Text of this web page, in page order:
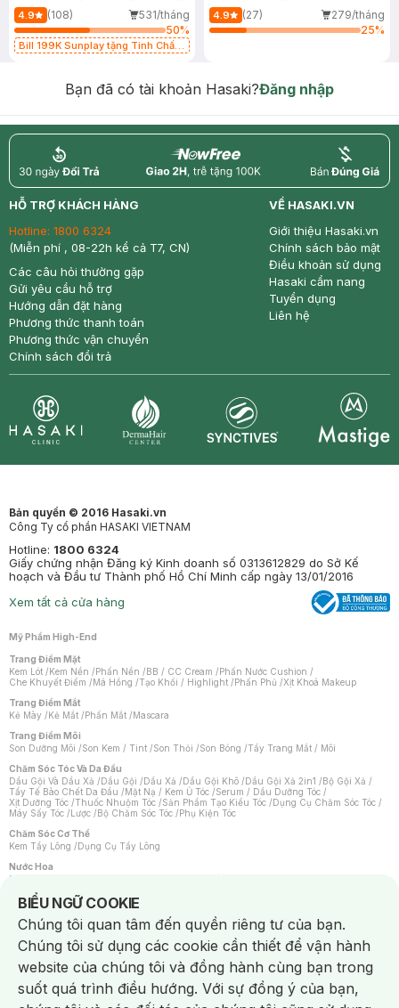
4.9 (108)
531/tháng
50%
Bill 199K Sunplay tặng Tinh Chất
4.9 (27)
279/tháng
25%
Bạn đã có tài khoản Hasaki?Đăng nhập
return nowfree price
HỖ TRỢ KHÁCH HÀNG
Hotline: 1800 6324
(Miễn phí , 08-22h kể cả T7, CN)
Các câu hỏi thường gặp
Gửi yêu cầu hỗ trợ
Hướng dẫn đặt hàng
Phương thức thanh toán
Phương thức vận chuyển
Chính sách đổi trả
VỀ HASAKI.VN
Giới thiệu Hasaki.vn
Chính sách bảo mật
Điều khoản sử dụng
Hasaki cẩm nang
Tuyển dụng
Liên hệ
Bản quyền © 2016 Hasaki.vn
Công Ty cổ phần HASAKI VIETNAM
Hotline: 1800 6324
Giấy chứng nhận Đăng ký Kinh doanh số 0313612829 do Sở Kế
hoạch và Đầu tư Thành phố Hồ Chí Minh cấp ngày 13/01/2016
Xem tất cả cửa hàng
Mỹ Phẩm High-End
Trang Điểm Mặt
Kem Lót /Kem Nền /Phấn Nền /BB / CC Cream /Phấn Nước Cushion /
Che Khuyết Điểm /Má Hồng /Tạo Khối / Highlight /Phấn Phủ /Xịt Khoá Makeup
Trang Điểm Mắt
Kẻ Mày /Kẻ Mắt /Phấn Mắt /Mascara
Trang Điểm Môi
Son Dưỡng Môi /Son Kem / Tint /Son Thỏi /Son Bóng /Tẩy Trang Mắt / Môi
Chăm Sóc Tóc Và Da Đầu
Dầu Gội Và Dầu Xả /Dầu Gội /Dầu Xả /Dầu Gội Khô /Dầu Gội Xả 2in1 /Bộ Gội Xả /
Tẩy Tế Bào Chết Da Đầu /Mặt Nạ / Kem Ủ Tóc /Serum / Dầu Dưỡng Tóc /
Xịt Dưỡng Tóc /Thuốc Nhuộm Tóc /Sản Phẩm Tạo Kiểu Tóc /Dụng Cụ Chăm Sóc Tóc /
Máy Sấy Tóc /Lược /Bộ Chăm Sóc Tóc /Phụ Kiện Tóc
Chăm Sóc Cơ Thể
Kem Tẩy Lông /Dụng Cụ Tẩy Lông
Nước Hoa
Nước Hoa Nữ
Chăm Sóc Cá Nhân
Chống Muỗi /Khẩu Trang /Máy Massage/Mặt Nạ Xông Hơi /Nước Rửa Tay/
Sản Phẩm Chăm Sóc Khác /Bàn Chải Đánh Răng /Bàn Chải Điện/
Hỗ Trợ Trắng Răng/Kem Đánh Răng /Máy Tăm Nước/ Nước Súc Miệng/
Tăm / Chỉ Nha Khoa/ Xịt Thơm Miệng / Dung Dịch Vệ Sinh/Dưỡng Vùng Kín/
Khăn Ướt Vệ Sinh Vùng Kín/Băng Vệ Sinh/Tampon/Bọt Cạo Râu /Dao Cạo Râu/
Máy Cạo Râu
Vấn Đề Về Da
BIỂU NGỮ COOKIE
Notice about cookies usage
Chúng tôi quan tâm đến quyền riêng tư của bạn.
Chúng tôi sử dụng các cookie cần thiết để vận hành
website của chúng tôi và đồng hành cùng bạn trong
suốt quá trình điều hướng. Với sự đồng ý của bạn,